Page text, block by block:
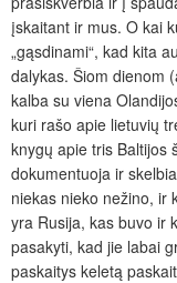
įskaitant ir mus. O kai
„gąsdinami“, kad kita
dalykas. Šiom dienom
kalba su viena
kuri rašo apie lietuvių
knygų apie tris Baltijos
dokumentuoja ir
niekas nieko nežino, ir
yra Rusija, kas buvo ir
pasakyti, kad jie labai
paskaitys keletą